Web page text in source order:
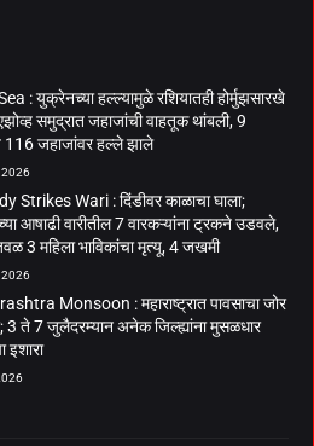
: युक्रेनच्या हल्ल्यामुळे रशियातही होर्मुझसारखे
समुद्रात जहाजांची वाहतूक थांबली, 9
116 जहाजांवर हल्ले झाले
Strikes Wari : दिंडीवर काळाचा घाला;
आषाढी वारीतील 7 वारकऱ्यांना ट्रकने उडवले,
3 महिला भाविकांचा मृत्यू, 4 जखमी
Monsoon : महाराष्ट्रात पावसाचा जोर
3 ते 7 जुलैदरम्यान अनेक जिल्ह्यांना मुसळधार
इशारा